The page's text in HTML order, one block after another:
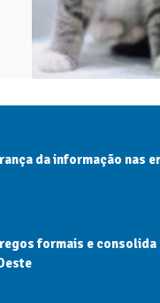
da informação nas
formais e